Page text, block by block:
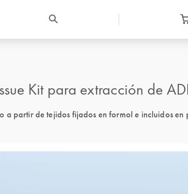
Kit para extracción de
a partir de tejidos fijados en formol e incluidos en